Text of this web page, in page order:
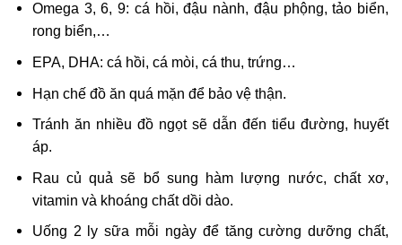
Omega 3, 6, 9: cá hồi, đậu nành, đậu phộng, tảo biển,
rong biển,…
EPA, DHA: cá hồi, cá mòi, cá thu, trứng…
Hạn chế đồ ăn quá mặn để bảo vệ thận.
Tránh ăn nhiều đồ ngọt sẽ dẫn đến tiểu đường, huyết
áp.
Rau củ quả sẽ bổ sung hàm lượng nước, chất xơ,
vitamin và khoáng chất dồi dào.
Uống 2 ly sữa mỗi ngày để tăng cường dưỡng chất,